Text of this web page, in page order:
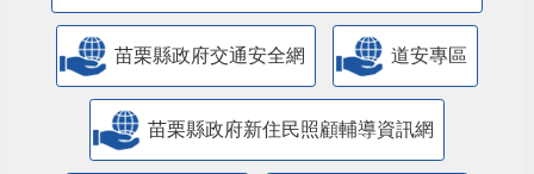
苗栗縣政府交通安全網 道安專區
苗栗縣政府新住民照顧輔導資訊網